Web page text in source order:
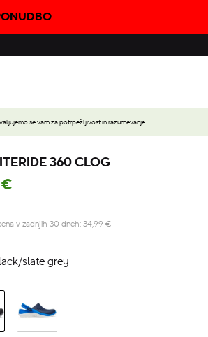
se vam za potrpežljivost in razumevanje.
360 CLOG
€
v zadnjih 30 dneh:34,99 €
slate grey